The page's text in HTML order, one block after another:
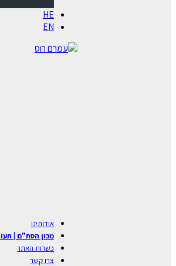
HE
EN
אודותינו
מכון הסת"ם |
כשרות האתר
צרו קשר